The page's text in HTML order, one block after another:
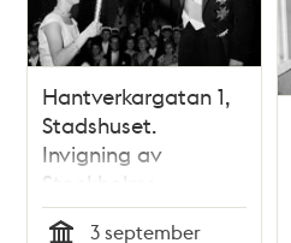
Hantverkargatan 1,
Stadshuset.
Invigning av
Stockholms
universitet. Kung
3 september